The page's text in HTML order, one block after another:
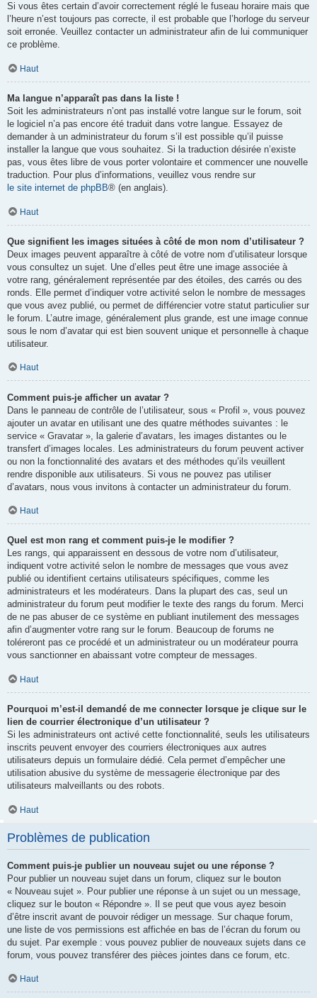
Si vous êtes certain d’avoir correctement réglé le fuseau horaire mais que
l’heure n’est toujours pas correcte, il est probable que l’horloge du serveur
soit erronée. Veuillez contacter un administrateur afin de lui communiquer
ce problème.
Haut
Ma langue n’apparaît pas dans la liste !
Soit les administrateurs n’ont pas installé votre langue sur le forum, soit
le logiciel n’a pas encore été traduit dans votre langue. Essayez de
demander à un administrateur du forum s’il est possible qu’il puisse
installer la langue que vous souhaitez. Si la traduction désirée n’existe
pas, vous êtes libre de vous porter volontaire et commencer une nouvelle
traduction. Pour plus d’informations, veuillez vous rendre sur
le site internet de phpBB® (en anglais).
Haut
Que signifient les images situées à côté de mon nom d’utilisateur ?
Deux images peuvent apparaître à côté de votre nom d’utilisateur lorsque
vous consultez un sujet. Une d’elles peut être une image associée à
votre rang, généralement représentée par des étoiles, des carrés ou des
ronds. Elle permet d’indiquer votre activité selon le nombre de messages
que vous avez publié, ou permet de différencier votre statut particulier sur
le forum. L’autre image, généralement plus grande, est une image connue
sous le nom d’avatar qui est bien souvent unique et personnelle à chaque
utilisateur.
Haut
Comment puis-je afficher un avatar ?
Dans le panneau de contrôle de l’utilisateur, sous « Profil », vous pouvez
ajouter un avatar en utilisant une des quatre méthodes suivantes : le
service « Gravatar », la galerie d’avatars, les images distantes ou le
transfert d’images locales. Les administrateurs du forum peuvent activer
ou non la fonctionnalité des avatars et des méthodes qu’ils veuillent
rendre disponible aux utilisateurs. Si vous ne pouvez pas utiliser
d’avatars, nous vous invitons à contacter un administrateur du forum.
Haut
Quel est mon rang et comment puis-je le modifier ?
Les rangs, qui apparaissent en dessous de votre nom d’utilisateur,
indiquent votre activité selon le nombre de messages que vous avez
publié ou identifient certains utilisateurs spécifiques, comme les
administrateurs et les modérateurs. Dans la plupart des cas, seul un
administrateur du forum peut modifier le texte des rangs du forum. Merci
de ne pas abuser de ce système en publiant inutilement des messages
afin d’augmenter votre rang sur le forum. Beaucoup de forums ne
toléreront pas ce procédé et un administrateur ou un modérateur pourra
vous sanctionner en abaissant votre compteur de messages.
Haut
Pourquoi m’est-il demandé de me connecter lorsque je clique sur le
lien de courrier électronique d’un utilisateur ?
Si les administrateurs ont activé cette fonctionnalité, seuls les utilisateurs
inscrits peuvent envoyer des courriers électroniques aux autres
utilisateurs depuis un formulaire dédié. Cela permet d’empêcher une
utilisation abusive du système de messagerie électronique par des
utilisateurs malveillants ou des robots.
Haut
Problèmes de publication
Comment puis-je publier un nouveau sujet ou une réponse ?
Pour publier un nouveau sujet dans un forum, cliquez sur le bouton
« Nouveau sujet ». Pour publier une réponse à un sujet ou un message,
cliquez sur le bouton « Répondre ». Il se peut que vous ayez besoin
d’être inscrit avant de pouvoir rédiger un message. Sur chaque forum,
une liste de vos permissions est affichée en bas de l’écran du forum ou
du sujet. Par exemple : vous pouvez publier de nouveaux sujets dans ce
forum, vous pouvez transférer des pièces jointes dans ce forum, etc.
Haut